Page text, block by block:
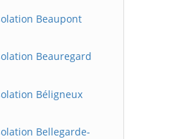
Beaupont
Beauregard
Béligneux
Bellegarde-